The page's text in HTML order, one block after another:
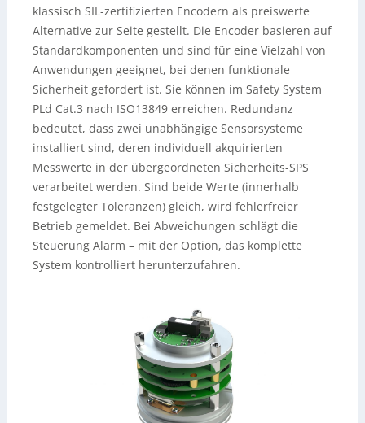
klassisch SIL-zertifizierten Encodern als preiswerte
Alternative zur Seite gestellt. Die Encoder basieren auf
Standardkomponenten und sind für eine Vielzahl von
Anwendungen geeignet, bei denen funktionale
Sicherheit gefordert ist. Sie können im Safety System
PLd Cat.3 nach ISO13849 erreichen. Redundanz
bedeutet, dass zwei unabhängige Sensorsysteme
installiert sind, deren individuell akquirierten
Messwerte in der übergeordneten Sicherheits-SPS
verarbeitet werden. Sind beide Werte (innerhalb
festgelegter Toleranzen) gleich, wird fehlerfreier
Betrieb gemeldet. Bei Abweichungen schlägt die
Steuerung Alarm – mit der Option, das komplette
System kontrolliert herunterzufahren.